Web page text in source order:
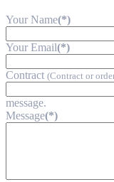
Your Name(*)
Your Email(*)
Contract (Contract or
message.
Message(*)